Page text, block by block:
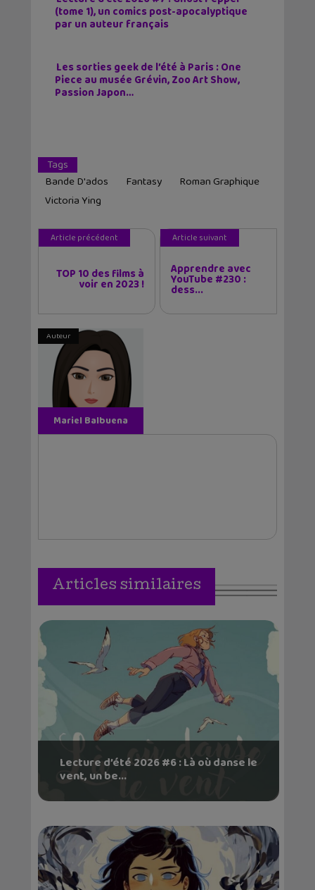
(tome 1), un comics post-apocalyptique
par un auteur français
Les sorties geek de l’été à Paris : One
Piece au musée Grévin, Zoo Art Show,
Passion Japon…
Tags
Bande D'ados
Fantasy
Roman Graphique
Victoria Ying
Article précédent
TOP 10 des films à
voir en 2023 !
Article suivant
Apprendre avec
YouTube #230 :
dess...
Auteur
Mariel Balbuena
Articles similaires
Lecture d’été 2026 #6 : Là où danse le
vent, un be...